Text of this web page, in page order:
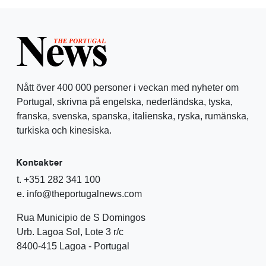
Nått över 400 000 personer i veckan med nyheter om
Portugal, skrivna på engelska, nederländska, tyska,
franska, svenska, spanska, italienska, ryska, rumänska,
turkiska och kinesiska.
Kontakter
t. +351 282 341 100
e. info@theportugalnews.com
Rua Municipio de S Domingos
Urb. Lagoa Sol, Lote 3 r/c
8400-415 Lagoa - Portugal